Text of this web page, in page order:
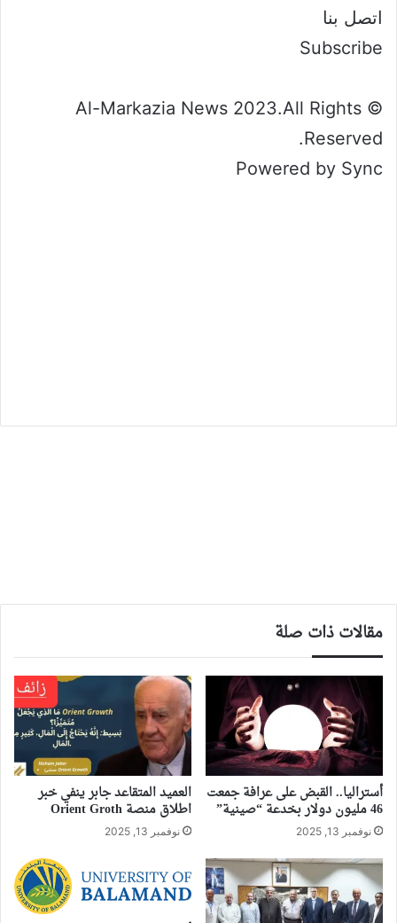
اتصل بنا
Subscribe
© Al-Markazia News 2023.All Rights
Reserved.
Powered by Sync
مقالات ذات صلة
أستراليا.. القبض على عرافة جمعت
46 مليون دولار بخدعة “صينية”
نوفمبر 13, 2025
العميد المتقاعد جابر ينفي خبر
اطلاق منصة Orient Groth
نوفمبر 13, 2025